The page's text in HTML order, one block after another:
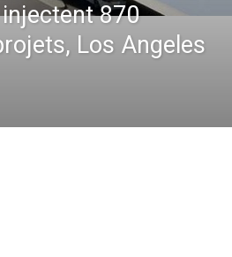
la prévision à
la technologie
ciel et au sol